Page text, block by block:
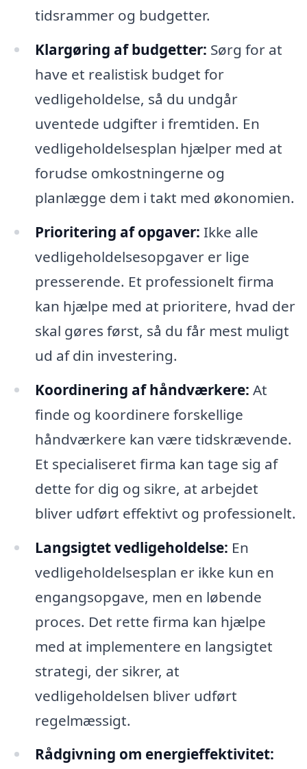
tidsrammer og budgetter.
Klargøring af budgetter: Sørg for at
have et realistisk budget for
vedligeholdelse, så du undgår
uventede udgifter i fremtiden. En
vedligeholdelsesplan hjælper med at
forudse omkostningerne og
planlægge dem i takt med økonomien.
Prioritering af opgaver: Ikke alle
vedligeholdelsesopgaver er lige
presserende. Et professionelt firma
kan hjælpe med at prioritere, hvad der
skal gøres først, så du får mest muligt
ud af din investering.
Koordinering af håndværkere: At
finde og koordinere forskellige
håndværkere kan være tidskrævende.
Et specialiseret firma kan tage sig af
dette for dig og sikre, at arbejdet
bliver udført effektivt og professionelt.
Langsigtet vedligeholdelse: En
vedligeholdelsesplan er ikke kun en
engangsopgave, men en løbende
proces. Det rette firma kan hjælpe
med at implementere en langsigtet
strategi, der sikrer, at
vedligeholdelsen bliver udført
regelmæssigt.
Rådgivning om energieffektivitet: